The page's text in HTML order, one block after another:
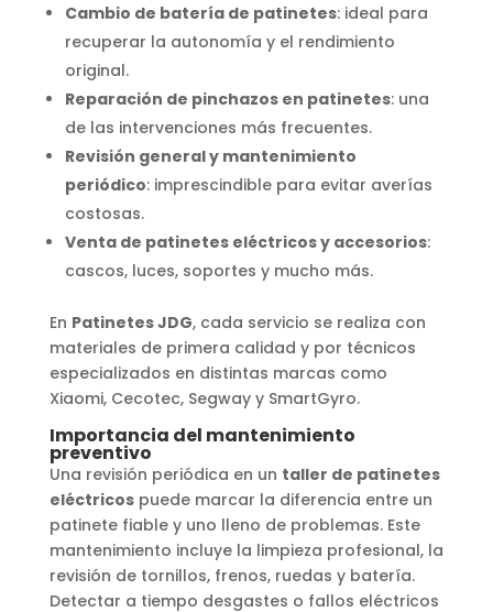
Cambio de batería de patinetes: ideal para
recuperar la autonomía y el rendimiento
original.
Reparación de pinchazos en patinetes: una
de las intervenciones más frecuentes.
Revisión general y mantenimiento
periódico: imprescindible para evitar averías
costosas.
Venta de patinetes eléctricos y accesorios:
cascos, luces, soportes y mucho más.
En Patinetes JDG, cada servicio se realiza con
materiales de primera calidad y por técnicos
especializados en distintas marcas como
Xiaomi, Cecotec, Segway y SmartGyro.
Importancia del mantenimiento
preventivo
Una revisión periódica en un taller de patinetes
eléctricospuede marcar la diferencia entre un
patinete fiable y uno lleno de problemas. Este
mantenimiento incluye la limpieza profesional, la
revisión de tornillos, frenos, ruedas y batería.
Detectar a tiempo desgastes o fallos eléctricos